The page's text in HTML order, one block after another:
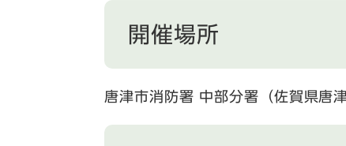
開催場所
唐津市消防署 中部分署（佐賀県唐